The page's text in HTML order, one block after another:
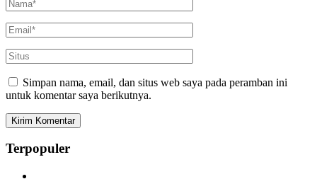
Simpan nama, email, dan situs web saya pada peramban ini
untuk komentar saya berikutnya.
Terpopuler